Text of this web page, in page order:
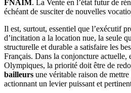
FNAIM. La Vente en l’état futur de
échéant de susciter de nouvelles
Il est, surtout, essentiel que l’exécutif
d’incitation а la location nue, la seule
structurelle et durable а satisfaire les
Français. Dans la conjoncture actuelle,
Olympiques, la priorité doit être de
bailleurs une véritable raison de
actionnant un levier puissant et